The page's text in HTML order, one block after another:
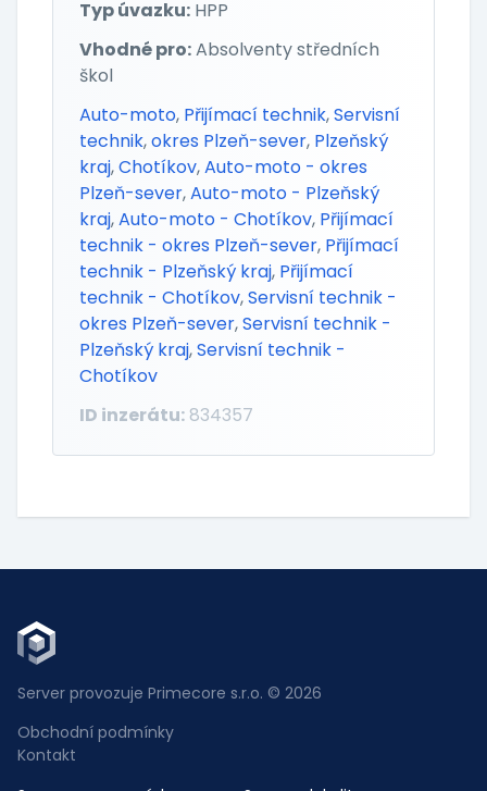
Typ úvazku: HPP
Vhodné pro:Absolventy středních
škol
Auto-moto, Přijímací technik,Servisní
technik,okres Plzeň-sever, Plzeňský
kraj,Chotíkov,Auto-moto - okres
Plzeň-sever,Auto-moto - Plzeňský
kraj,Auto-moto - Chotíkov, Přijímací
technik - okres Plzeň-sever, Přijímací
technik - Plzeňský kraj, Přijímací
technik - Chotíkov,Servisní technik -
okres Plzeň-sever,Servisní technik -
Plzeňský kraj,Servisní technik -
Chotíkov
ID inzerátu: 834357
Server provozuje Primecore s.r.o. © 2026
Obchodní podmínky
Kontakt